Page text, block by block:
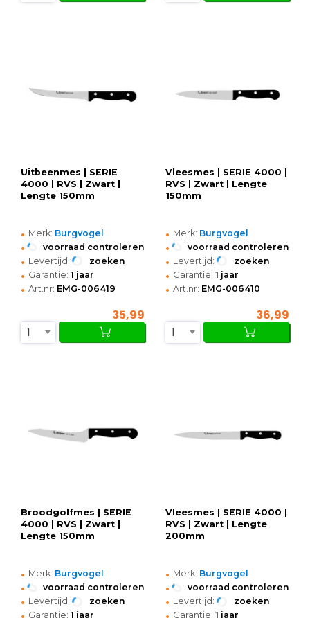
Uitbeenmes | SERIE
4000 | RVS | Zwart |
Lengte 150mm
• Merk: Burgvogel
• voorraad controleren
• Levertijd: zoeken
• Garantie: 1 jaar
• Art.nr: EMG-006419
35,99
1
Vleesmes | SERIE 4000 |
RVS | Zwart | Lengte
150mm
• Merk: Burgvogel
• voorraad controleren
• Levertijd: zoeken
• Garantie: 1 jaar
• Art.nr: EMG-006410
36,99
1
Broodgolfmes | SERIE
4000 | RVS | Zwart |
Lengte 150mm
• Merk: Burgvogel
• voorraad controleren
• Levertijd: zoeken
Garantie: 1 jaar
Vleesmes | SERIE 4000 |
RVS | Zwart | Lengte
200mm
• Merk: Burgvogel
• voorraad controleren
• Levertijd: zoeken
Garantie: 1 jaar